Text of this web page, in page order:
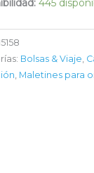
445
Bolsas & Viaje
Maletines para